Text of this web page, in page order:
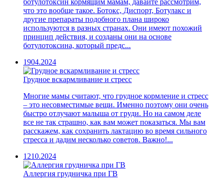
что это вообще такое. Ботокс, Диспорт, Ботулакс и
другие препараты подобного плана широко
используются в разных странах. Они имеют похожий
принцип действия, и созданы они на основе
ботулотоксина, который предс...
1904.2024
Грудное вскармливание и стресс
Многие мамы считают, что грудное кормление и стресс
– это несовместимые вещи. Именно поэтому они очень
быстро отлучают малыша от груди. Но на самом деле
все не так страшно, как вам может показаться. Мы вам
расскажем, как сохранить лактацию во время сильного
стресса и дадим несколько советов. Важно!...
1210.2024
Аллергия грудничка при ГВ